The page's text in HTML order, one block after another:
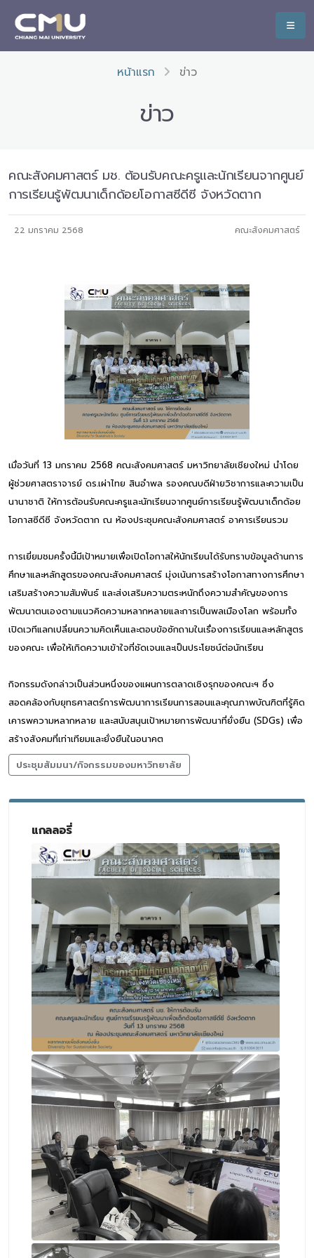
หน้าแรก ข่าว
ข่าว
คณะสังคมศาสตร์ มช. ต้อนรับคณะครูและนักเรียนจากศูนย์
การเรียนรู้พัฒนาเด็กด้อยโอกาสซีดีซี จังหวัดตาก
22 มกราคม 2568 คณะสังคมศาสตร์
เมื่อวันที่ 13 มกราคม 2568 คณะสังคมศาสตร์ มหาวิทยาลัยเชียงใหม่ นำโดย
ผู้ช่วยศาสตราจารย์ ดร.เผ่าไทย สินอำพล รองคณบดีฝ่ายวิชาการและความเป็น
นานาชาติ ให้การต้อนรับคณะครูและนักเรียนจากศูนย์การเรียนรู้พัฒนาเด็กด้อย
โอกาสซีดีซี จังหวัดตาก ณ ห้องประชุมคณะสังคมศาสตร์ อาคารเรียนรวม
การเยี่ยมชมครั้งนี้มีเป้าหมายเพื่อเปิดโอกาสให้นักเรียนได้รับทราบข้อมูลด้านการ
ศึกษาและหลักสูตรของคณะสังคมศาสตร์ มุ่งเน้นการสร้างโอกาสทางการศึกษา
เสริมสร้างความสัมพันธ์ และส่งเสริมความตระหนักถึงความสำคัญของการ
พัฒนาตนเองตามแนวคิดความหลากหลายและการเป็นพลเมืองโลก พร้อมทั้ง
เปิดเวทีแลกเปลี่ยนความคิดเห็นและตอบข้อซักถามในเรื่องการเรียนและหลักสูตร
ของคณะ เพื่อให้เกิดความเข้าใจที่ชัดเจนและเป็นประโยชน์ต่อนักเรียน
กิจกรรมดังกล่าวเป็นส่วนหนึ่งของแผนการตลาดเชิงรุกของคณะฯ ซึ่ง
สอดคล้องกับยุทธศาสตร์การพัฒนาการเรียนการสอนและคุณภาพบัณฑิตที่รู้คิด
เคารพความหลากหลาย และสนับสนุนเป้าหมายการพัฒนาที่ยั่งยืน (SDGs) เพื่อ
สร้างสังคมที่เท่าเทียมและยั่งยืนในอนาคต
ประชุมสัมมนา/กิจกรรมของมหาวิทยาลัย
แกลลอรี่